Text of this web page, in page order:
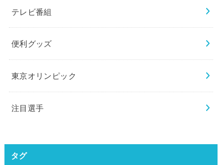
テレビ番組
便利グッズ
東京オリンピック
注目選手
タグ